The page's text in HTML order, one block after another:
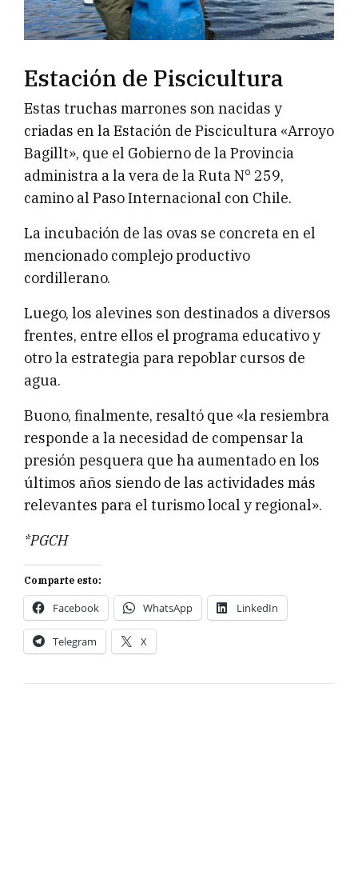
Estación de Piscicultura
Estas truchas marrones son nacidas y
criadas en la Estación de Piscicultura «Arroyo
Bagillt», que el Gobierno de la Provincia
administra a la vera de la Ruta N° 259,
camino al Paso Internacional con Chile.
La incubación de las ovas se concreta en el
mencionado complejo productivo
cordillerano.
Luego, los alevines son destinados a diversos
frentes, entre ellos el programa educativo y
otro la estrategia para repoblar cursos de
agua.
Buono, finalmente, resaltó que «la resiembra
responde a la necesidad de compensar la
presión pesquera que ha aumentado en los
últimos años siendo de las actividades más
relevantes para el turismo local y regional».
*PGCH
Comparte esto:
Facebook WhatsApp LinkedIn
Telegram X